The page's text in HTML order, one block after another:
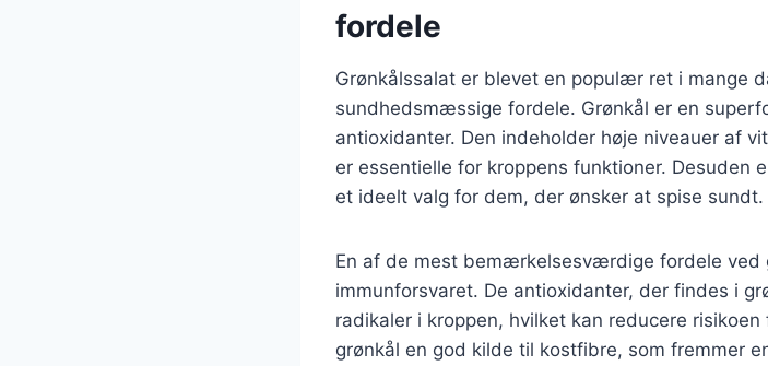
fordele
Grønkålssalat er blevet en populær ret i mange
sundhedsmæssige fordele. Grønkål er en
antioxidanter. Den indeholder høje niveauer af
er essentielle for kroppens funktioner. Desuden
et ideelt valg for dem, der ønsker at spise sundt.
En af de mest bemærkelsesværdige fordele ved
immunforsvaret. De antioxidanter, der findes i
radikaler i kroppen, hvilket kan reducere
grønkål en god kilde til kostfibre, som fremmer